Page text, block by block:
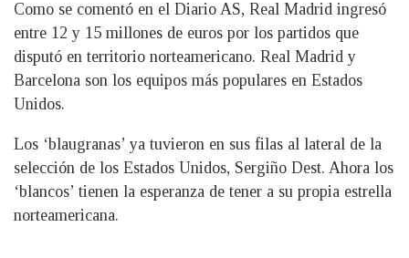
Como se comentó en el Diario AS, Real Madrid ingresó
entre 12 y 15 millones de euros por los partidos que
disputó en territorio norteamericano. Real Madrid y
Barcelona son los equipos más populares en Estados
Unidos.
Los ‘blaugranas’ ya tuvieron en sus filas al lateral de la
selección de los Estados Unidos, Sergiño Dest. Ahora los
‘blancos’ tienen la esperanza de tener a su propia estrella
norteamericana.